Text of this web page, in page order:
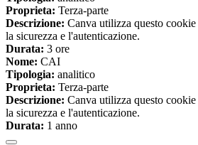
Proprieta: Terza-parte
Descrizione: Canva utilizza questo
la sicurezza e l'autenticazione.
Durata: 3 ore
Nome: CAI
Tipologia: analitico
Proprieta: Terza-parte
Descrizione: Canva utilizza questo
la sicurezza e l'autenticazione.
Durata: 1 anno